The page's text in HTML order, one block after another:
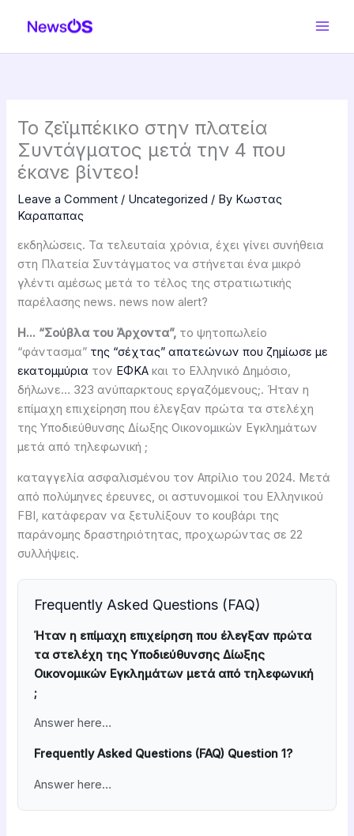
Το ζεϊμπέκικο στην πλατεία
Συντάγματος μετά την 4 που
έκανε βίντεο!
Leave a Comment / Uncategorized / By Κωστας
Καραπαπας
εκδηλώσεις. Τα τελευταία χρόνια, έχει γίνει συνήθεια
στη Πλατεία Συντάγματος να στήνεται ένα μικρό
γλέντι αμέσως μετά το τέλος της στρατιωτικής
παρέλασης news. news now alert?
Η… “Σούβλα του Άρχοντα”, το ψητοπωλείο
“φάντασμα” της “σέχτας” απατεώνων που ζημίωσε με
εκατομμύρια τον ΕΦΚΑ και το Ελληνικό Δημόσιο,
δήλωνε… 323 ανύπαρκτους εργαζόμενους;. Ήταν η
επίμαχη επιχείρηση που έλεγξαν πρώτα τα στελέχη
της Υποδιεύθυνσης Δίωξης Οικονομικών Εγκλημάτων
μετά από τηλεφωνική ;
καταγγελία ασφαλισμένου τον Απρίλιο του 2024. Μετά
από πολύμηνες έρευνες, οι αστυνομικοί του Ελληνικού
FBI, κατάφεραν να ξετυλίξουν το κουβάρι της
παράνομης δραστηριότητας, προχωρώντας σε 22
συλλήψεις.
Frequently Asked Questions (FAQ)
Ήταν η επίμαχη επιχείρηση που έλεγξαν πρώτα
τα στελέχη της Υποδιεύθυνσης Δίωξης
Οικονομικών Εγκλημάτων μετά από τηλεφωνική
;
Answer here…
Frequently Asked Questions (FAQ) Question 1?
Answer here…